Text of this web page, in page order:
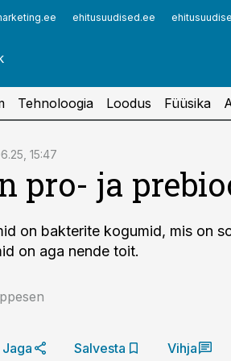
ehitusuudised.ee
Tehnoloogia Loodus Füüsika
15:47
pro- ja
on bakterite kogumid, mis on
on aga nende toit.
Jaga Salvesta Vihja